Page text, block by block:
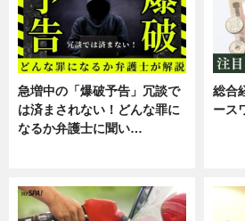
急増中の「爆破予告」冗談で
は済まされない！どんな罪に
なるか弁護士に聞い…
総合
ース